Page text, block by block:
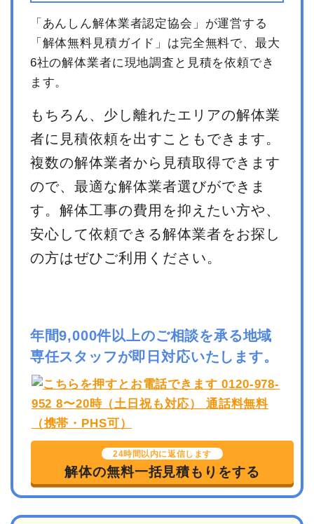
「あんしん解体業者認定協会」が運営する
「解体無料見積ガイド」は完全無料で、最大
6社の解体業者に現地調査と見積を依頼でき
ます。
もちろん、少し離れたエリアの解体業
者に見積依頼を出すこともできます。
複数の解体業者から見積取得できます
ので、最適な解体業者選びができま
す。解体工事の費用を抑えたい方や、
安心して依頼できる解体業者をお探し
の方はぜひご利用ください。
年間9,000件以上のご相談を承る地域
専任スタッフが即日対応いたします。
24時間以内に返信します
解体の無料一括見積もりをする